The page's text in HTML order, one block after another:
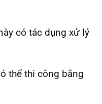
có tác dụng xử lý
thể thi công bằng